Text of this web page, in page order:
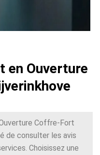
en Ouverture
Coffre-Fort
de consulter les avis
Choisissez une